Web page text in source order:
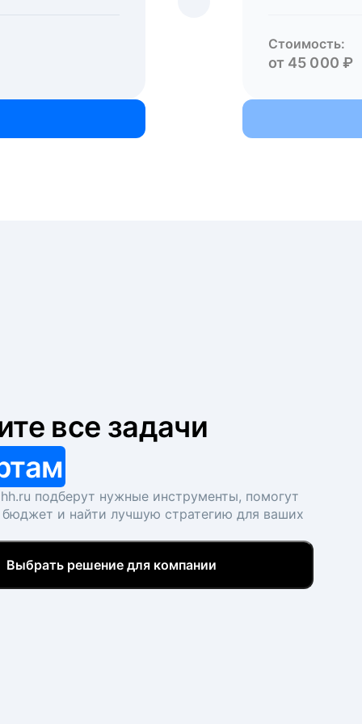
Стоимость:
от 45 000 ₽
все задачи
подберут нужные инструменты, помогут
бюджет и найти лучшую стратегию для ваших
Выбрать решение для компании